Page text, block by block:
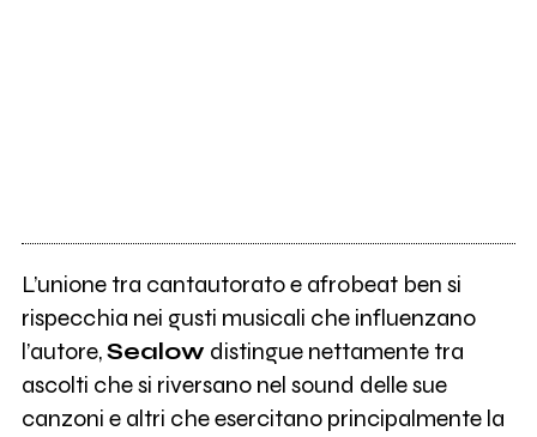
L’unione tra cantautorato e afrobeat ben si
rispecchia nei gusti musicali che influenzano
l’autore,Sealow distingue nettamente tra
ascolti che si riversano nel sound delle sue
canzoni e altri che esercitano principalmente la